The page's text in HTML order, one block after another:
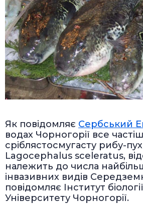
Як повідомляє Сербський
водах Чорногорії все
сріблястосмугасту рибу-
Lagocephalus sceleratus,
належить до числа
інвазивних видів
повідомляє Інститут
Університету Чорногорії.